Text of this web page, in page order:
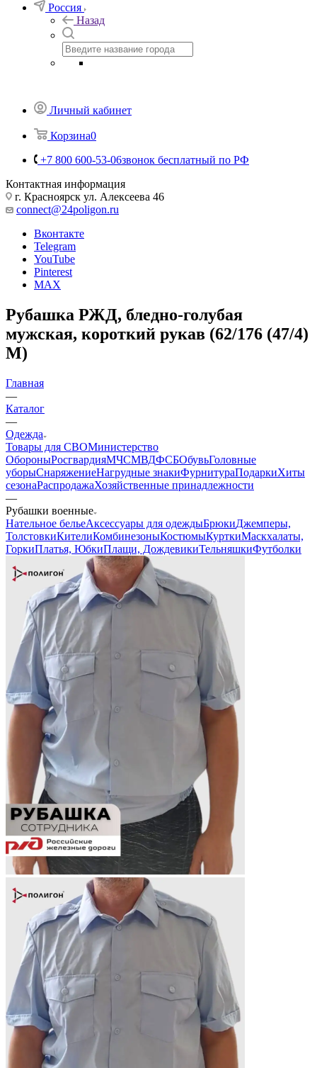
Россия
Назад
Личный кабинет
Корзина0
+7 800 600-53-06звонок бесплатный по РФ
Контактная информация
г. Красноярск ул. Алексеева 46
connect@24poligon.ru
Вконтакте
Telegram
YouTube
Pinterest
MAX
Рубашка РЖД, бледно-голубая
мужская, короткий рукав (62/176 (47/4)
М)
Главная
—
Каталог
—
Одежда
Товары для СВОМинистерство
ОбороныРосгвардияМЧСМВДФСБОбувьГоловные
уборыСнаряжениеНагрудные знакиФурнитураПодаркиХиты
сезонаРаспродажаХозяйственные принадлежности
—
Рубашки военные
Нательное бельеАксессуары для одеждыБрюкиДжемперы,
ТолстовкиКителиКомбинезоныКостюмыКурткиМаскхалаты,
ГоркиПлатья, ЮбкиПлащи, ДождевикиТельняшкиФутболки